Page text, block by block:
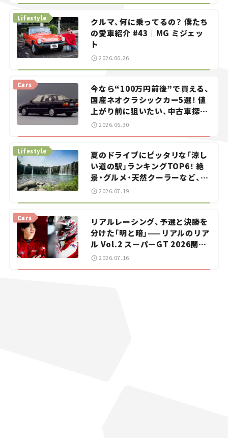
クルマ、何に乗ってるの？ 僕たち
の愛車紹介 #43｜MG ミジェッ
ト
Lifestyle
2026.06.26
今なら“100万円前後”で買える、
国産ネオクラシックカー5選！ 値
上がり前に狙いたい、中古車探し
をお手伝い――ちょっとイケてるマ
Cars
2026.06.30
夏のドライブにピッタリな「涼し
い道の駅」ランキングTOP6！ 絶
景・グルメ・天然クーラーなど、避
暑におすすめのスポットを紹介
【道の駅マニアの推し駅ガイド】
Lifestyle
2026.07.19
リアルレーシング、予選と決勝を
分けた「明と暗」——リアルのリア
ル Vol.2 スーパーGT 2026開幕
戦 岡山国際サーキット
Cars
2026.07.16